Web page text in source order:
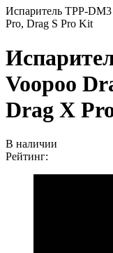
Испаритель TPP-
Pro, Drag S Pro Kit
Voopoo
Drag X
В наличии
Рейтинг: